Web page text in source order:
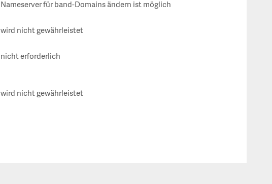
Nameserver für band-Domains ändern ist möglich
wird nicht gewährleistet
nicht erforderlich
wird nicht gewährleistet